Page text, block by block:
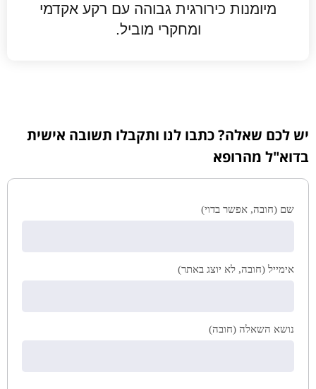
מיומנות כירורגית גבוהה עם רקע אקדמי
ומחקרי מוביל.
יש לכם שאלה? כתבו לנו ותקבלו תשובה אישית
בדוא"ל מהרופא
שם (חובה, אפשר בדוי)
אימייל (חובה, לא יוצג באתר)
נושא השאלה (חובה)